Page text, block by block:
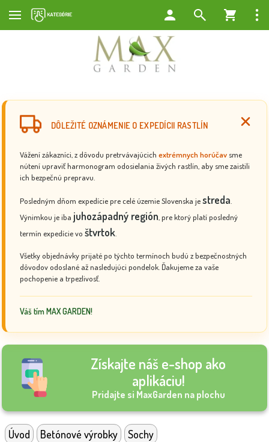
DÔLEŽITÉ OZNÁMENIE O EXPEDÍCII RASTLÍN
Vážení zákazníci, z dôvodu pretrvávajúcich extrémnych horúčav sme
nútení upraviť harmonogram odosielania živých rastlín, aby sme zaistili
ich bezpečnú prepravu.
Posledným dňom expedície pre celé územie Slovenska jestreda
Výnimkou je iba juhozápadný región , pre ktorý platí posledný
termín expedície vo štvrtok
Všetky objednávky prijaté po týchto termínoch budú z bezpečnostných
dôvodov odoslané až nasledujúci pondelok. Ďakujeme za vaše
pochopenie a trpezlivosť.
Váš tím MAX GARDEN!
Získajte náš e-shop ako
aplikáciu!
Pridajte si MaxGarden na plochu
Úvod Betónové výrobky Sochy